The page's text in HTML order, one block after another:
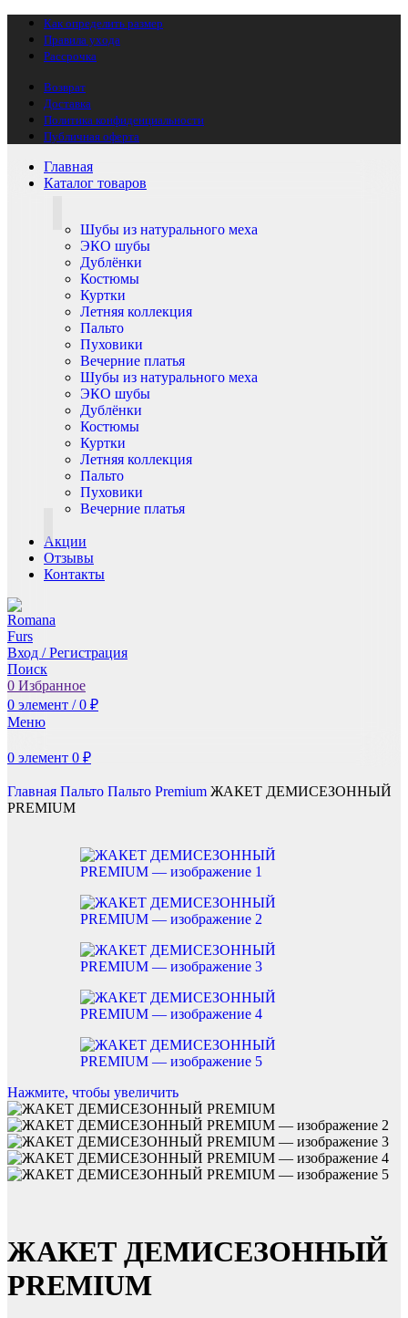
Как определить размер
Правила ухода
Рассрочка
Возврат
Доставка
Политика конфиденциальности
Публичная оферта
Главная
Каталог товаров
Шубы из натурального меха
ЭКО шубы
Дублёнки
Костюмы
Куртки
Летняя коллекция
Пальто
Пуховики
Вечерние платья
Шубы из натурального меха
ЭКО шубы
Дублёнки
Костюмы
Куртки
Летняя коллекция
Пальто
Пуховики
Вечерние платья
Акции
Отзывы
Контакты
Вход / Регистрация
Поиск
0 Избранное
0 элемент / 0 ₽
Меню
0 элемент 0 ₽
Главная Пальто Пальто Premium ЖАКЕТ ДЕМИСЕЗОННЫЙ
PREMIUM
Нажмите, чтобы увеличить
ЖАКЕТ ДЕМИСЕЗОННЫЙ
PREMIUM